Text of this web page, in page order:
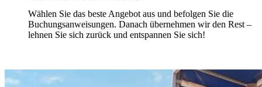
Wählen Sie das beste Angebot aus und befolgen Sie die
Buchungsanweisungen. Danach übernehmen wir den Rest –
lehnen Sie sich zurück und entspannen Sie sich!